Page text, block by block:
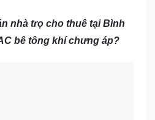
nhà trọ cho thuê tại Bình
bê tông khí chưng áp?